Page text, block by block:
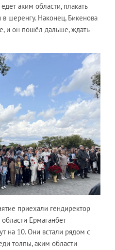
аким области, плакать
в шеренгу. Наконец, Бикенова
и он пошёл дальше, ждать
приехали гендиректор
Ермаганбет
на 10. Они встали рядом с
толпы, аким области